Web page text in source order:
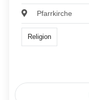
Pfarrkirche
Religion